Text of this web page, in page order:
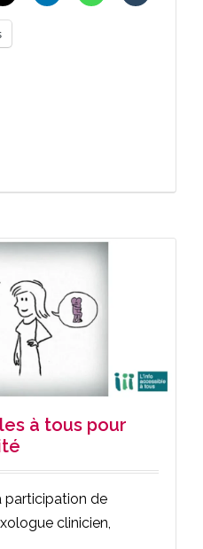
à tous pour
participation de
clinicien,